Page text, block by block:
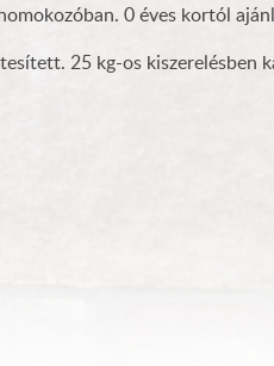
0 éves kortól
25 kg-os kiszerelésben